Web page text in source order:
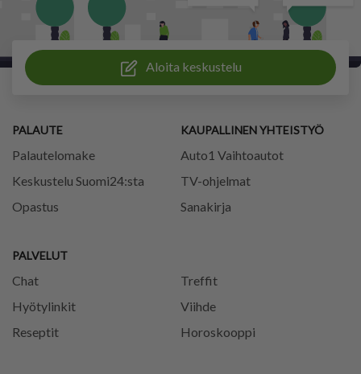
Aloita keskustelu
PALAUTE
Palautelomake
Keskustelu Suomi24:sta
Opastus
PALVELUT
Chat
Treffit
Hyötylinkit
Viihde
Reseptit
Horoskooppi
KAUPALLINEN YHTEISTYÖ
Auto1 Vaihtoautot
TV-ohjelmat
Sanakirja